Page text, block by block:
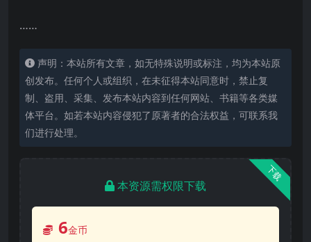
……
声明：本站所有文章，如无特殊说明或标注，均为本站原
创发布。任何个人或组织，在未征得本站同意时，禁止复
制、盗用、采集、发布本站内容到任何网站、书籍等各类媒
体平台。如若本站内容侵犯了原著者的合法权益，可联系我
们进行处理。
下载
本资源需权限下载
6金币